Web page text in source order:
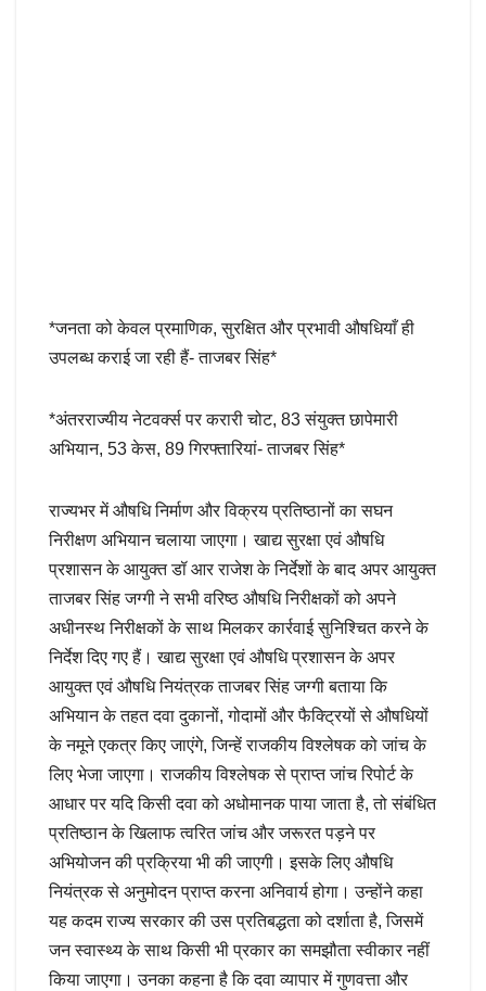
*जनता को केवल प्रमाणिक, सुरक्षित और प्रभावी औषधियाँ ही
उपलब्ध कराई जा रही हैं- ताजबर सिंह*
*अंतरराज्यीय नेटवर्क्स पर करारी चोट, 83 संयुक्त छापेमारी
अभियान, 53 केस, 89 गिरफ्तारियां- ताजबर सिंह*
राज्यभर में औषधि निर्माण और विक्रय प्रतिष्ठानों का सघन
निरीक्षण अभियान चलाया जाएगा। खाद्य सुरक्षा एवं औषधि
प्रशासन के आयुक्त डॉ आर राजेश के निर्देशों के बाद अपर आयुक्त
ताजबर सिंह जग्गी ने सभी वरिष्ठ औषधि निरीक्षकों को अपने
अधीनस्थ निरीक्षकों के साथ मिलकर कार्रवाई सुनिश्चित करने के
निर्देश दिए गए हैं। खाद्य सुरक्षा एवं औषधि प्रशासन के अपर
आयुक्त एवं औषधि नियंत्रक ताजबर सिंह जग्गी बताया कि
अभियान के तहत दवा दुकानों, गोदामों और फैक्ट्रियों से औषधियों
के नमूने एकत्र किए जाएंगे, जिन्हें राजकीय विश्लेषक को जांच के
लिए भेजा जाएगा। राजकीय विश्लेषक से प्राप्त जांच रिपोर्ट के
आधार पर यदि किसी दवा को अधोमानक पाया जाता है, तो संबंधित
प्रतिष्ठान के खिलाफ त्वरित जांच और जरूरत पड़ने पर
अभियोजन की प्रक्रिया भी की जाएगी। इसके लिए औषधि
नियंत्रक से अनुमोदन प्राप्त करना अनिवार्य होगा। उन्होंने कहा
यह कदम राज्य सरकार की उस प्रतिबद्धता को दर्शाता है, जिसमें
जन स्वास्थ्य के साथ किसी भी प्रकार का समझौता स्वीकार नहीं
किया जाएगा। उनका कहना है कि दवा व्यापार में गुणवत्ता और